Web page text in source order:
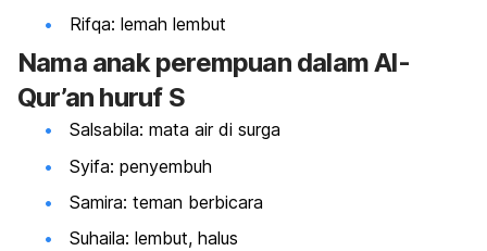
Rifqa: lemah lembut
Nama anak perempuan dalam Al-
Qur’an huruf S
Salsabila: mata air di surga
Syifa: penyembuh
Samira: teman berbicara
Suhaila: lembut, halus